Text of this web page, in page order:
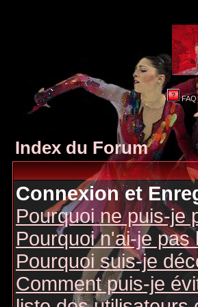
FAQ
Index du Forum
Connexion et
Pourquoi ne puis-je
Pourquoi n'ai-je
Pourquoi suis-je
Comment puis-je